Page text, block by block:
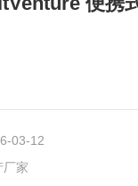
03-12
厂家